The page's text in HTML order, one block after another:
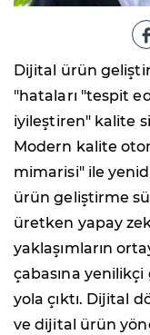
Dijital ürün
"hataları "tespit
iyileştiren" kalite
Modern kalite
mimarisi" ile
ürün geliştirme
üretken yapay
yaklaşımların
çabasına
yola çıktı. Dijital
ve dijital ürün